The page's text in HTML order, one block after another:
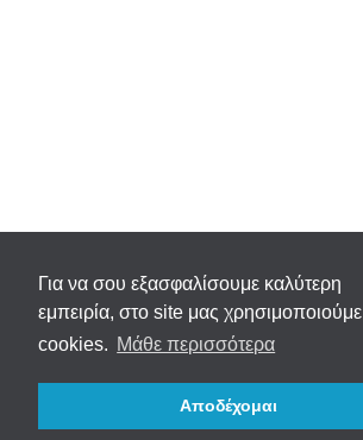
Για να σου εξασφαλίσουμε καλύτερη
εμπειρία, στο site μας χρησιμοποιούμε
cookies. Μάθε περισσότερα
Αποδέχομαι